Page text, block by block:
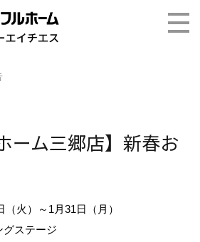
ーム三郷店】新春お
（火）～1月31日（月）
グステージ